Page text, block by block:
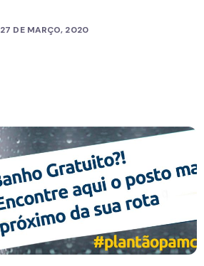
27 DE MARÇO, 2020